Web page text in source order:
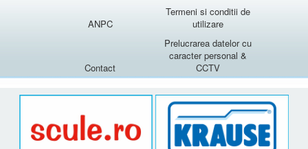
ANPC
Termeni si conditii de
utilizare
Contact
Prelucrarea datelor cu
caracter personal &
CCTV